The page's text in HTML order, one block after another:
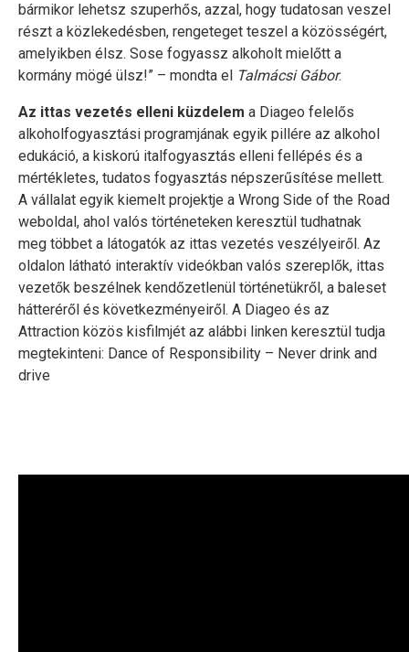
bármikor lehetsz szuperhős, azzal, hogy tudatosan veszel
részt a közlekedésben, rengeteget teszel a közösségért,
amelyikben élsz. Sose fogyassz alkoholt mielőtt a
kormány mögé ülsz!” – mondta el Talmácsi Gábor.
Az ittas vezetés elleni küzdelem a Diageo felelős
alkoholfogyasztási programjának egyik pillére az alkohol
edukáció, a kiskorú italfogyasztás elleni fellépés és a
mértékletes, tudatos fogyasztás népszerűsítése mellett.
A vállalat egyik kiemelt projektje a Wrong Side of the Road
weboldal, ahol valós történeteken keresztül tudhatnak
meg többet a látogatók az ittas vezetés veszélyeiről. Az
oldalon látható interaktív videókban valós szereplők, ittas
vezetők beszélnek kendőzetlenül történetükről, a baleset
hátteréről és következményeiről. A Diageo és az
Attraction közös kisfilmjét az alábbi linken keresztül tudja
megtekinteni: Dance of Responsibility – Never drink and
drive